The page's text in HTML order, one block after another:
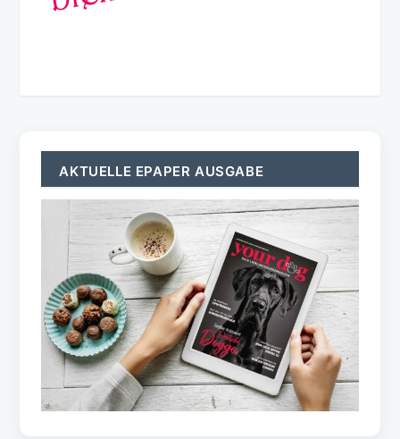
AKTUELLE EPAPER AUSGABE